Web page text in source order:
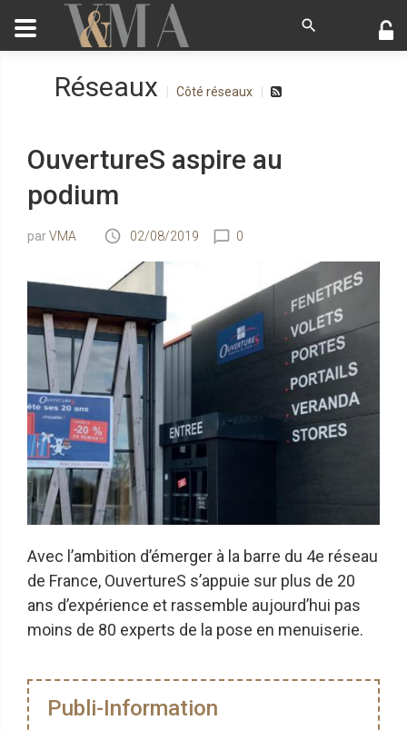
Réseaux Côté réseaux
OuvertureS aspire au
podium
VMA 02/08/2019 0
Avec l’ambition d’émerger à la barre du 4e réseau
de France, OuvertureS s’appuie sur plus de 20
ans d’expérience et rassemble aujourd’hui pas
moins de 80 experts de la pose en menuiserie.
Publi-Information